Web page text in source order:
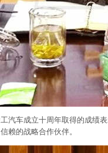
汽车成立十周年取得的成绩
赖的战略合作伙伴。